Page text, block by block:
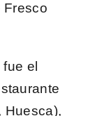
Fresco
el
Huesca),